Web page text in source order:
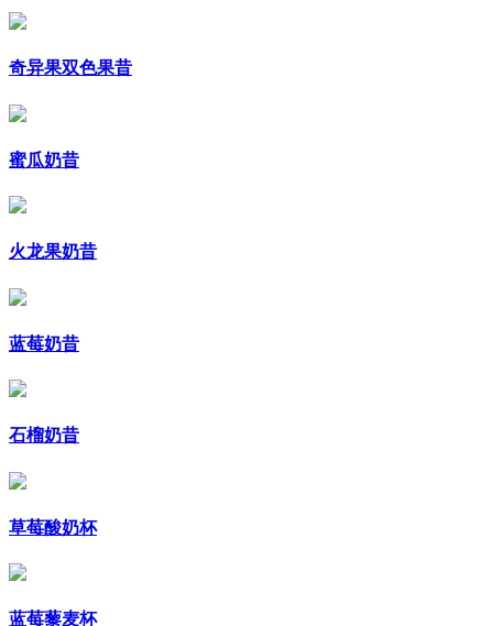
奇异果双色果昔
蜜瓜奶昔
火龙果奶昔
蓝莓奶昔
石榴奶昔
草莓酸奶杯
蓝莓藜麦杯